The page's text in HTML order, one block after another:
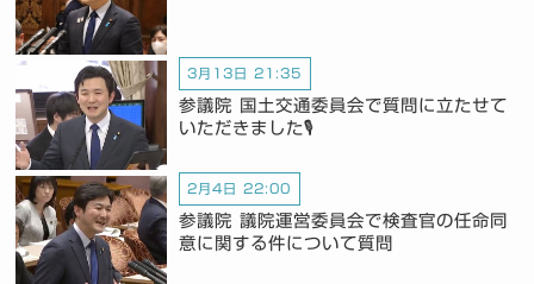
3月13日 21:35
参議院 国土交通委員会で質問に立たせて
いただきました🎙️
2月4日 22:00
参議院 議院運営委員会で検査官の任命同
意に関する件について質問